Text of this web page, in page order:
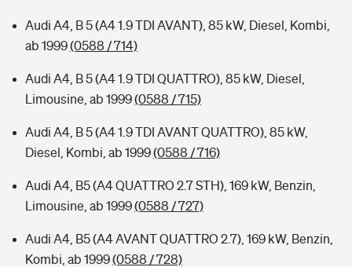
Audi A4, B 5 (A4 1.9 TDI AVANT), 85 kW, Diesel, Kombi,
ab 1999(0588 / 714)
Audi A4, B 5 (A4 1.9 TDI QUATTRO), 85 kW, Diesel,
Limousine, ab 1999(0588 / 715)
Audi A4, B 5 (A4 1.9 TDI AVANT QUATTRO), 85 kW,
Diesel, Kombi, ab 1999(0588 / 716)
Audi A4, B5 (A4 QUATTRO 2.7 STH), 169 kW, Benzin,
Limousine, ab 1999(0588 / 727)
Audi A4, B5 (A4 AVANT QUATTRO 2.7), 169 kW, Benzin,
Kombi, ab 1999(0588 / 728)